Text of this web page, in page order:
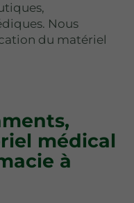
Nous
du matériel
médical
à